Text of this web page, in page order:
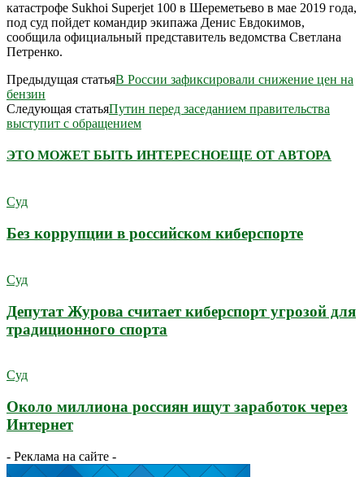
катастрофе Sukhoi Superjet 100 в Шереметьево в мае 2019 года,
под суд пойдет командир экипажа Денис Евдокимов,
сообщила официальный представитель ведомства Светлана
Петренко.
Предыдущая статьяВ России зафиксировали снижение цен на
бензин
Следующая статьяПутин перед заседанием правительства
выступит с обращением
ЭТО МОЖЕТ БЫТЬ ИНТЕРЕСНОЕЩЕ ОТ АВТОРА
Суд
Без коррупции в российском киберспорте
Суд
Депутат Журова считает киберспорт угрозой для
традиционного спорта
Суд
Около миллиона россиян ищут заработок через
Интернет
- Реклама на сайте -